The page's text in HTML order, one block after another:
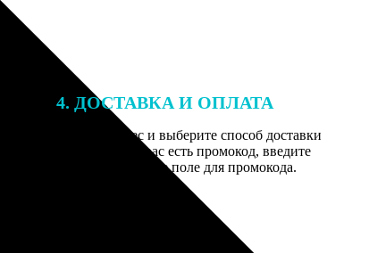
4. ДОСТАВКА И ОПЛАТА
Введите адрес и выберите способ доставки
заказа. Если у вас есть промокод, введите
его в специальное поле для промокода.